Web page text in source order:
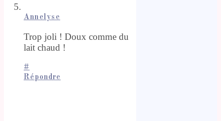
Annelyse
Trop joli ! Doux comme du
lait chaud !
#
Répondre